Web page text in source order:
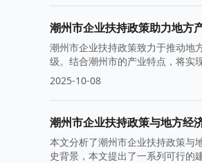
潮州市企业扶持政策助力地方
潮州市企业扶持政策致力于推动地
级。结合潮州市的产业特点，将实
2025-10-08
潮州市企业扶持政策与地方经
本文分析了潮州市企业扶持政策与
史背景，本文提出了一系列可行的